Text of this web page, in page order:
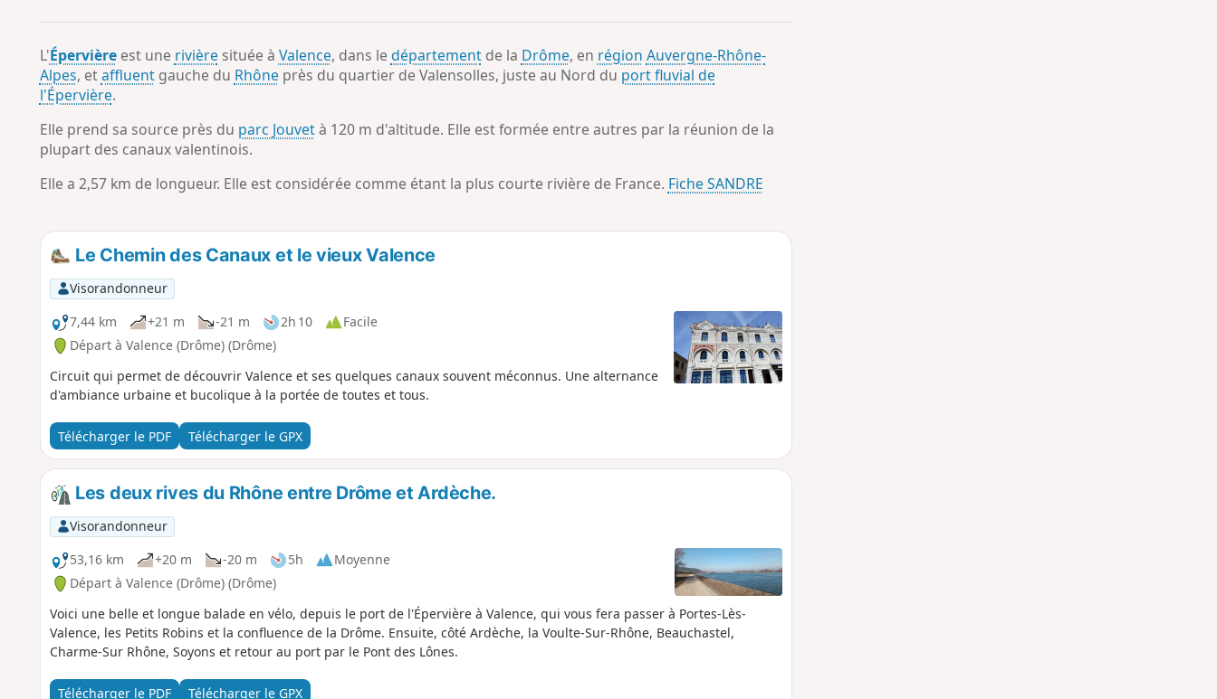
a
p
o
L'Épervièreest une rivière située à Valence, dans le départementde la Drôme, en région Auvergne-Rhône-
Alpes, etaffluentgauche du Rhône près du quartier de Valensolles, juste au Nord du port fluvial de
l'Épervière.
Elle prend sa source près du parc Jouvetà 120 m d'altitude. Elle est formée entre autres par la réunion de la
plupart des canaux valentinois.
Elle a 2,57 km de longueur. Elle est considérée comme étant la plus courte rivière de France. Fiche SANDRE
Le Chemin des Canaux et le vieux Valence
Visorandonneur
7,44 km
+21 m -21 m 2h 10
Facile
Départ à Valence (Drôme) (Drôme)
Circuit qui permet de découvrir Valence et ses quelques canaux souvent méconnus. Une alternance
d'ambiance urbaine et bucolique à la portée de toutes et tous.
Télécharger le PDF Télécharger le GPX
Les deux rives du Rhône entre Drôme et Ardèche.
Visorandonneur
53,16 km
+20 m -20 m 5h
Moyenne
Départ à Valence (Drôme) (Drôme)
Voici une belle et longue balade en vélo, depuis le port de l'Épervière à Valence, qui vous fera passer à Portes-Lès-
Valence, les Petits Robins et la confluence de la Drôme. Ensuite, côté Ardèche, la Voulte-Sur-Rhône, Beauchastel,
Charme-Sur Rhône, Soyons et retour au port par le Pont des Lônes.
Télécharger le PDF Télécharger le GPX